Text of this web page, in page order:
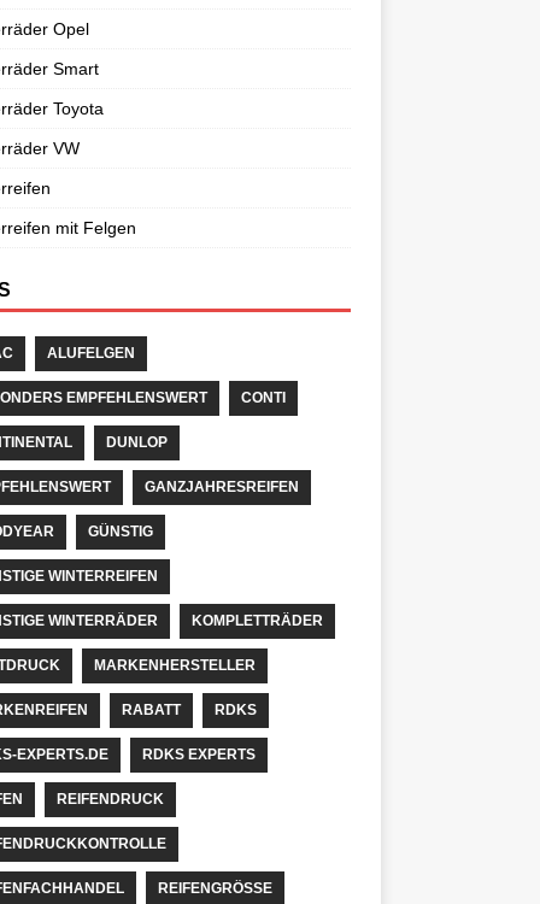
Opel
Smart
Toyota
VW
mit Felgen
ALUFELGEN
EMPFEHLENSWERT CONTI
DUNLOP
GANZJAHRESREIFEN
GÜNSTIG
WINTERREIFEN
WINTERRÄDER KOMPLETTRÄDER
MARKENHERSTELLER
RABATT RDKS
EXPERTS.DE RDKS EXPERTS
REIFENDRUCK
REIFENGRÖSSE